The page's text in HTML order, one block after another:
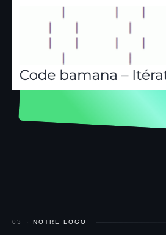
03 · NOTRE LOGO